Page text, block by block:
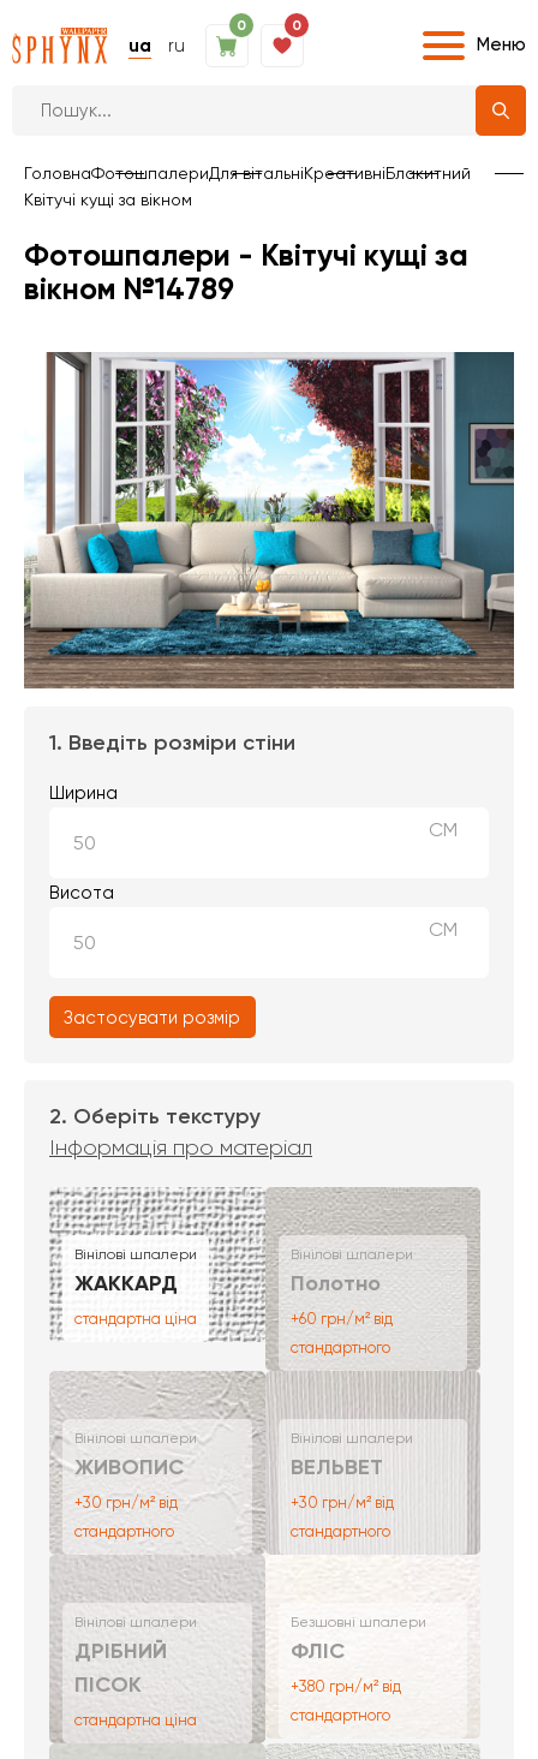
ua ru
0 0
Меню
ГоловнаФотошпалериДля вітальніКреативніБлакитний
Квітучі кущі за вікном
Фотошпалери - Квітучі кущі за
вікном №14789
1. Введіть розміри стіни
Ширина
СМ
Висота
СМ
Застосувати розмір
2. Оберіть текстуру
Інформація про матеріал
Вінілові шпалери
ЖАККАРД
стандартна ціна
Вінілові шпалери
Полотно
+60 грн/м² від
стандартного
Вінілові шпалери
ЖИВОПИС
+30 грн/м² від
стандартного
Вінілові шпалери
ВЕЛЬВЕТ
+30 грн/м² від
стандартного
Вінілові шпалери
ДРІБНИЙ
ПІСОК
стандартна ціна
Безшовні шпалери
ФЛІС
+380 грн/м² від
стандартного